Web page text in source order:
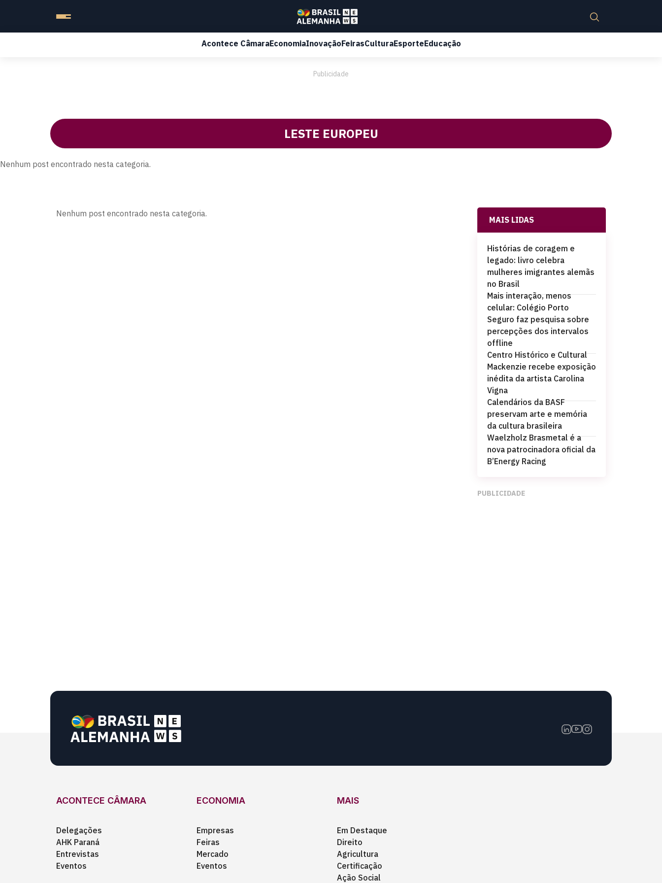
Acontece CâmaraEconomiaInovaçãoFeirasCulturaEsporteEducação
Publicidade
LESTE EUROPEU
Nenhum post encontrado nesta categoria.
Nenhum post encontrado nesta categoria.
MAIS LIDAS
Histórias de coragem e
legado: livro celebra
mulheres imigrantes alemãs
no Brasil
Mais interação, menos
celular: Colégio Porto
Seguro faz pesquisa sobre
percepções dos intervalos
offline
Centro Histórico e Cultural
Mackenzie recebe exposição
inédita da artista Carolina
Vigna
Calendários da BASF
preservam arte e memória
da cultura brasileira
Waelzholz Brasmetal é a
nova patrocinadora oficial da
B’Energy Racing
PUBLICIDADE
ACONTECE CÂMARA
Delegações
AHK Paraná
Entrevistas
Eventos
ECONOMIA
Empresas
Feiras
Mercado
Eventos
MAIS
Em Destaque
Direito
Agricultura
Certificação
Ação Social